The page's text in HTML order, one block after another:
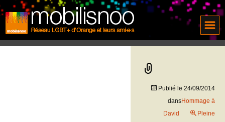
Publié le 24/09/2014
dansHommage à
David
Pleine